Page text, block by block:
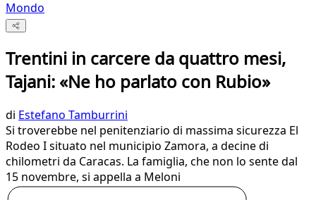
Mondo
Trentini in carcere da quattro mesi,
Tajani: «Ne ho parlato con Rubio»
di Estefano Tamburrini
Si troverebbe nel penitenziario di massima sicurezza El
Rodeo I situato nel municipio Zamora, a decine di
chilometri da Caracas. La famiglia, che non lo sente dal
15 novembre, si appella a Meloni